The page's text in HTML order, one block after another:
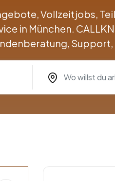
Vollzeitjobs,
in München.
Support,